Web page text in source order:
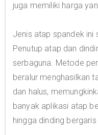
juga memiliki harga
Jenis atap spandek ini
Penutup atap dan
serbaguna. Metode
beralur menghasilkan
dan halus,
banyak aplikasi atap
hingga dinding